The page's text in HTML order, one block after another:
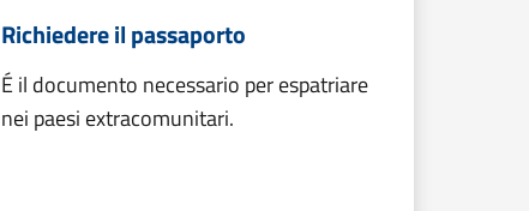
Richiedere il passaporto
É il documento necessario per espatriare
nei paesi extracomunitari.